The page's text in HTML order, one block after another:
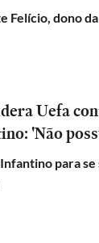
Felício, dono
Uefa
'Não
para